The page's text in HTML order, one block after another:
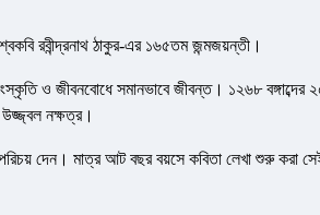
রবীন্দ্রনাথ ঠাকুর-এর ১৬৫তম জন্মজয়ন্তী।
ও জীবনবোধে সমানভাবে জীবন্ত। ১২৬৮ বঙ্গাব্দের
উজ্জ্বল নক্ষত্র।
পরিচয় দেন। মাত্র আট বছর বয়সে কবিতা লেখা শুরু করা